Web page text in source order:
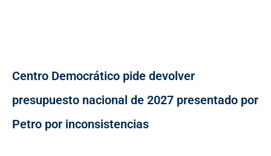
Centro Democrático pide devolver
presupuesto nacional de 2027 presentado por
Petro por inconsistencias